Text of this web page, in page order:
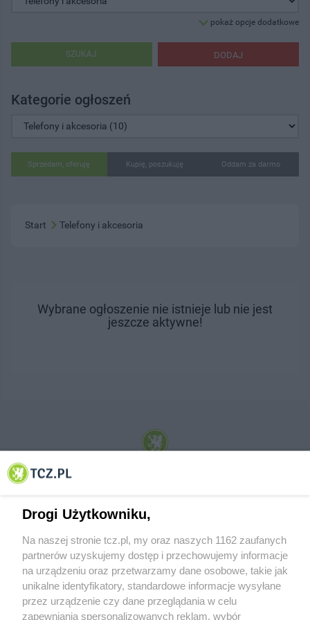
pokaż opcje dodatkowe
DODAJ
SZUKAJ
Kategorie ogłoszeń
Sprzedam, oferuję Kupię, poszukuję Oddam za darmo
Start Telefony i akcesoria
Wybrane ogłoszenie nie istnieje lub nie jest
jeszcze aktywne!
© 2001-2026 Tczew - TCZ.PL Sp. z o.o. Internetowy Serwis Informacyjny Miasta
Drogi Użytkowniku,
Na naszej stronie tcz.pl, my oraz naszych 1162 zaufanych
partnerów uzyskujemy dostęp i przechowujemy informacje
na urządzeniu oraz przetwarzamy dane osobowe, takie jak
unikalne identyfikatory, standardowe informacje wysyłane
przez urządzenie czy dane przeglądania w celu
zapewniania spersonalizowanych reklam, wybór